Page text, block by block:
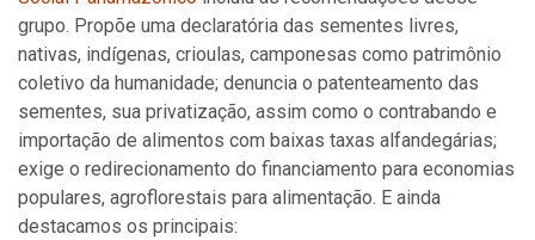
grupo. Propõe uma declaratória das sementes livres,
nativas, indígenas, crioulas, camponesas como patrimônio
coletivo da humanidade; denuncia o patenteamento das
sementes, sua privatização, assim como o contrabando e
importação de alimentos com baixas taxas alfandegárias;
exige o redirecionamento do financiamento para economias
populares, agroflorestais para alimentação. E ainda
destacamos os principais: